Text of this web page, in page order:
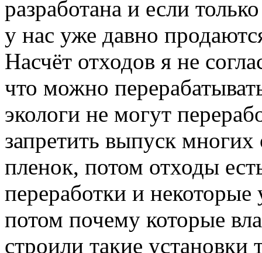
разработана и если
у нас уже давно
Насчёт отходов я не
что можно
экологи не могут
запретить выпуск
пленок, потом отходы
переработки и
потом почему которые
строили такие